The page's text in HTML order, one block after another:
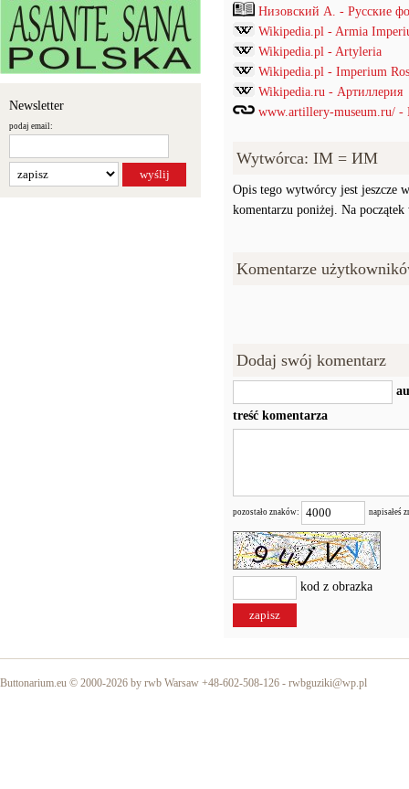
Newsletter
podaj email:
Низовский А. - Русские
Wikipedia.pl - Armia
Wikipedia.pl - Artyleria
Wikipedia.pl - Imperium
Wikipedia.ru - Артиллерия
www.artillery-museum.ru/ -
Wytwórca: IM = ИМ
Opis tego wytwórcy jest jeszcze
komentarzu poniżej. Na
Komentarze
Dodaj swój komentarz
treść komentarza
pozostało znaków: napisałeś
kod z obrazka
Buttonarium.eu © 2000-2026 by rwb Warsaw +48-602-508-126 - rwbguziki@wp.pl